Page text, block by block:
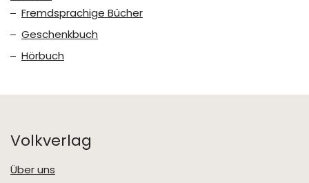
Fremdsprachige Bücher
Geschenkbuch
Hörbuch
Volkverlag
Über uns